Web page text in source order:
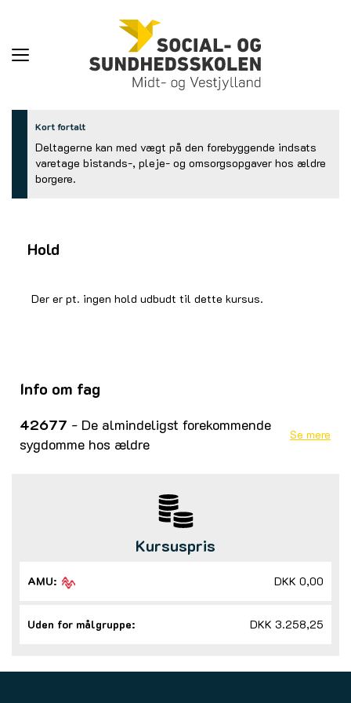
Toggle
Kort fortalt
Deltagerne kan med vægt på den forebyggende indsats
varetage bistands-, pleje- og omsorgsopgaver hos ældre
borgere.
Hold
Der er pt. ingen hold udbudt til dette kursus.
Info om fag
42677 - De almindeligst forekommende
sygdomme hos ældre
Se mere
Kursuspris
AMU: DKK 0,00
Uden for målgruppe: DKK 3.258,25